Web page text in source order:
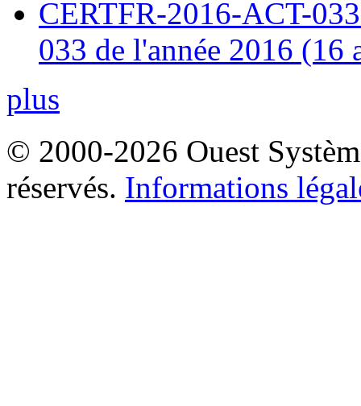
CERTFR-2016-ACT-
033 de l'année 2016 (16
plus
© 2000-2026 Ouest
réservés. Informations